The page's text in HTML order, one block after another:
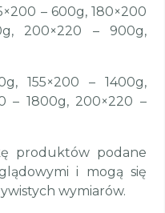
– 600g, 180×200
200×220 – 900g,
155×200 – 1400g,
– 1800g, 200×220 –
produktów podane
i mogą się
wymiarów.